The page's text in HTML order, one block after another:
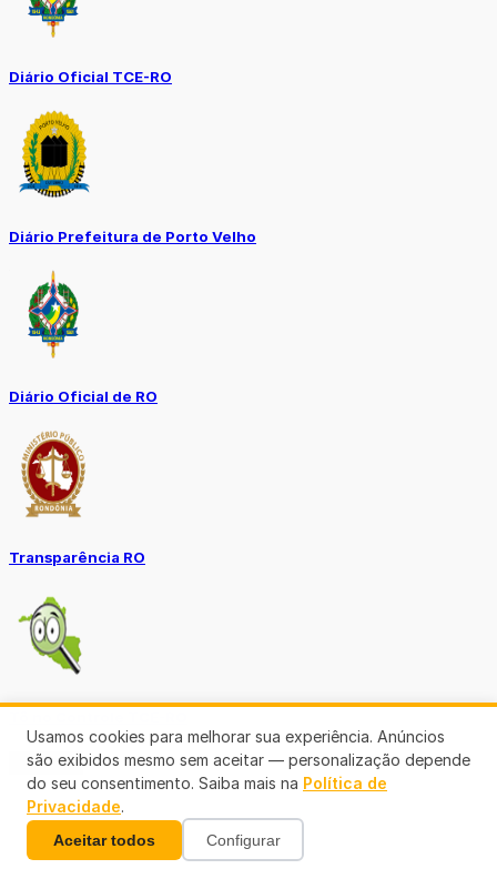
Diário Oficial TCE-RO
Diário Prefeitura de Porto Velho
Diário Oficial de RO
Transparência RO
Ver mais
Usamos cookies para melhorar sua experiência. Anúncios
são exibidos mesmo sem aceitar — personalização depende
do seu consentimento. Saiba mais na Política de
Privacidade.
Aceitar todos Configurar